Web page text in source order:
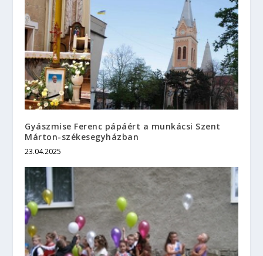
Gyászmise Ferenc pápáért a munkácsi Szent
Márton-székesegyházban
23.04.2025